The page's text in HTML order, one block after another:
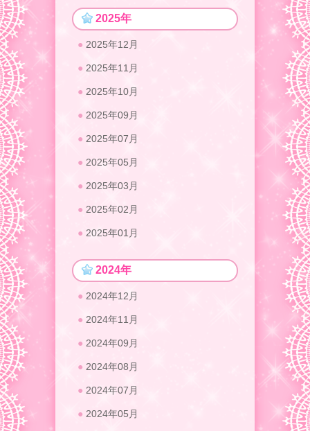
2025年
2025年12月
2025年11月
2025年10月
2025年09月
2025年07月
2025年05月
2025年03月
2025年02月
2025年01月
2024年
2024年12月
2024年11月
2024年09月
2024年08月
2024年07月
2024年05月